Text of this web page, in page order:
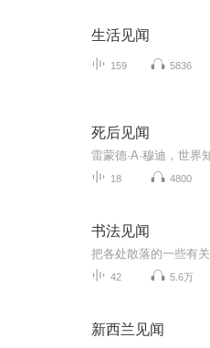
生活见闻
159 5836
死后见闻
18 4800
书法见闻
42 5.6万
新西兰见闻